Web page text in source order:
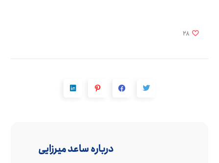
28
دربارهساعد میرزایی